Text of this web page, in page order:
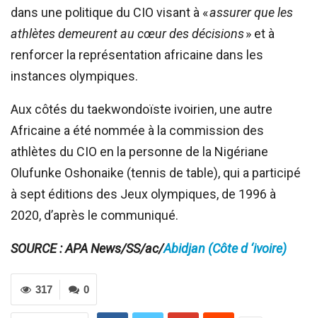
dans une politique du CIO visant à «assurer que les
athlètes demeurent au cœur des décisions» et à
renforcer la représentation africaine dans les
instances olympiques.
Aux côtés du taekwondoïste ivoirien, une autre
Africaine a été nommée à la commission des
athlètes du CIO en la personne de la Nigériane
Olufunke Oshonaike (tennis de table), qui a participé
à sept éditions des Jeux olympiques, de 1996 à
2020, d’après le communiqué.
SOURCE : APA News/SS/ac/Abidjan (Côte d ‘ivoire)
0
317